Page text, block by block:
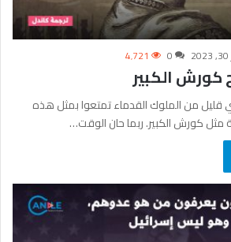
0 4٬721
كورش الكبير
قليل من الملوك القدماء تمتعوا بمثل هذه
مثل كورش الكبير. ربما حان الوقت…